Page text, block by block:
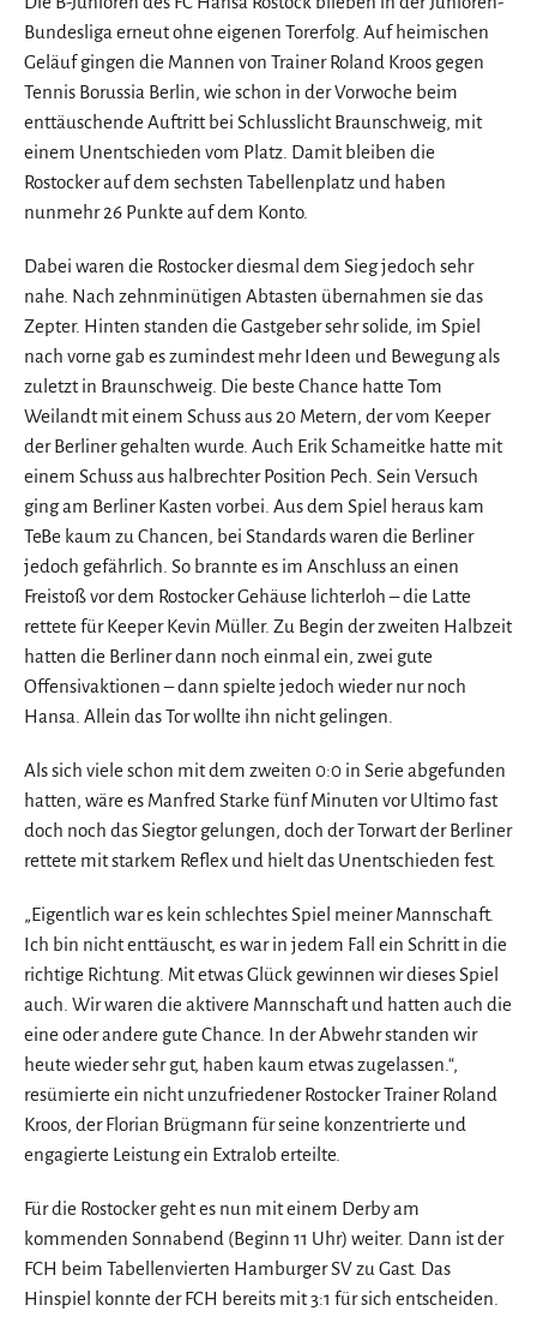
Bundesliga erneut ohne eigenen Torerfolg. Auf heimischen
Geläuf gingen die Mannen von Trainer Roland Kroos gegen
Tennis Borussia Berlin, wie schon in der Vorwoche beim
enttäuschende Auftritt bei Schlusslicht Braunschweig, mit
einem Unentschieden vom Platz. Damit bleiben die
Rostocker auf dem sechsten Tabellenplatz und haben
nunmehr 26 Punkte auf dem Konto.
Dabei waren die Rostocker diesmal dem Sieg jedoch sehr
nahe. Nach zehnminütigen Abtasten übernahmen sie das
Zepter. Hinten standen die Gastgeber sehr solide, im Spiel
nach vorne gab es zumindest mehr Ideen und Bewegung als
zuletzt in Braunschweig. Die beste Chance hatte Tom
Weilandt mit einem Schuss aus 20 Metern, der vom Keeper
der Berliner gehalten wurde. Auch Erik Schameitke hatte mit
einem Schuss aus halbrechter Position Pech. Sein Versuch
ging am Berliner Kasten vorbei. Aus dem Spiel heraus kam
TeBe kaum zu Chancen, bei Standards waren die Berliner
jedoch gefährlich. So brannte es im Anschluss an einen
Freistoß vor dem Rostocker Gehäuse lichterloh – die Latte
rettete für Keeper Kevin Müller. Zu Begin der zweiten Halbzeit
hatten die Berliner dann noch einmal ein, zwei gute
Offensivaktionen – dann spielte jedoch wieder nur noch
Hansa. Allein das Tor wollte ihn nicht gelingen.
Als sich viele schon mit dem zweiten 0:0 in Serie abgefunden
hatten, wäre es Manfred Starke fünf Minuten vor Ultimo fast
doch noch das Siegtor gelungen, doch der Torwart der Berliner
rettete mit starkem Reflex und hielt das Unentschieden fest.
„Eigentlich war es kein schlechtes Spiel meiner Mannschaft.
Ich bin nicht enttäuscht, es war in jedem Fall ein Schritt in die
richtige Richtung. Mit etwas Glück gewinnen wir dieses Spiel
auch. Wir waren die aktivere Mannschaft und hatten auch die
eine oder andere gute Chance. In der Abwehr standen wir
heute wieder sehr gut, haben kaum etwas zugelassen.“,
resümierte ein nicht unzufriedener Rostocker Trainer Roland
Kroos, der Florian Brügmann für seine konzentrierte und
engagierte Leistung ein Extralob erteilte.
Für die Rostocker geht es nun mit einem Derby am
kommenden Sonnabend (Beginn 11 Uhr) weiter. Dann ist der
FCH beim Tabellenvierten Hamburger SV zu Gast. Das
Hinspiel konnte der FCH bereits mit 3:1 für sich entscheiden.